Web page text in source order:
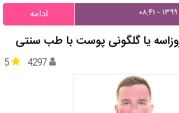
ادامه
یا گلگونی پوست با طب سنتی
5 4297